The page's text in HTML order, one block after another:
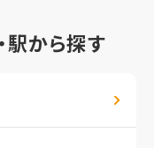
駅から探す